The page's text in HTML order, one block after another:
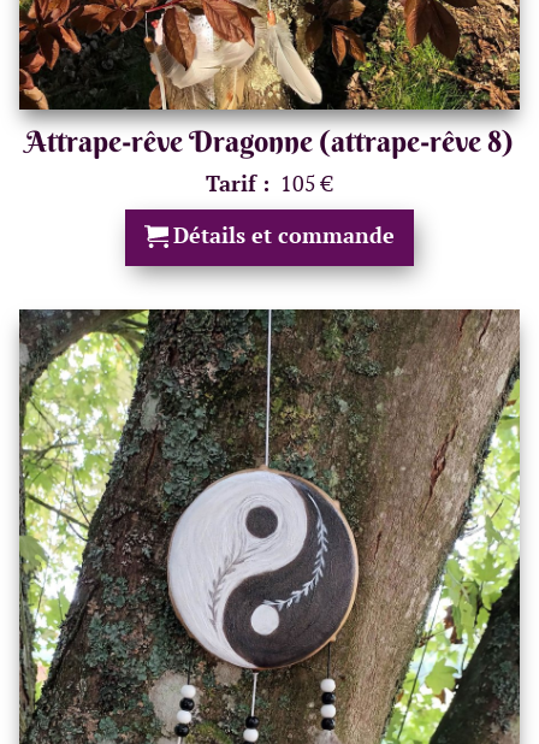
Attrape-rêve Dragonne (attrape-rêve 8)
Tarif : 105 €
Détails et commande